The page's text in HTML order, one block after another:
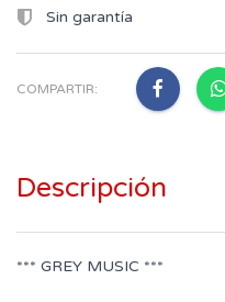
Sin garantía
COMPARTIR:
Descripción
*** GREY MUSIC ***